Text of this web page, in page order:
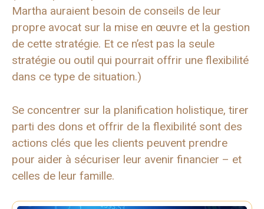
Martha auraient besoin de conseils de leur
propre avocat sur la mise en œuvre et la gestion
de cette stratégie. Et ce n’est pas la seule
stratégie ou outil qui pourrait offrir une flexibilité
dans ce type de situation.)
Se concentrer sur la planification holistique, tirer
parti des dons et offrir de la flexibilité sont des
actions clés que les clients peuvent prendre
pour aider à sécuriser leur avenir financier – et
celles de leur famille.